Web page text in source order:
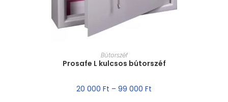
MÉRET VÁLASZTÁSA
Bútorszéf
Prosafe L kulcsos bútorszéf
20 000 Ft – 99 000 Ft